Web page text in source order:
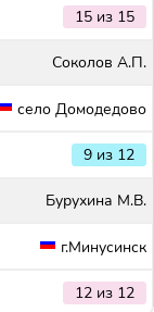
15 из 15
Соколов А.П.
село Домодедово
9 из 12
Бурухина М.В.
г.Минусинск
12 из 12